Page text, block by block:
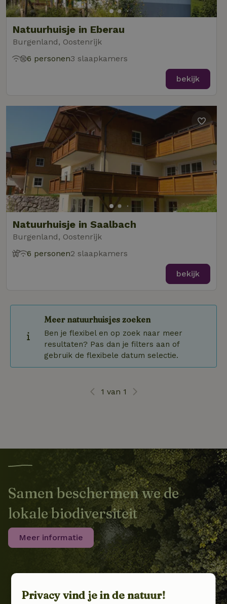
Natuurhuisje in Eberau
Burgenland, Oostenrijk
6 personen3 slaapkamers
bekijk
Natuurhuisje in Saalbach
Burgenland, Oostenrijk
6 personen2 slaapkamers
bekijk
Meer natuurhuisjes zoeken
Ben je flexibel en op zoek naar meer
resultaten? Pas dan je filters aan of
gebruik de flexibele datum selectie.
1 van 1
Samen beschermen we de
lokale biodiversiteit
Meer informatie
Privacy vind je in de natuur!